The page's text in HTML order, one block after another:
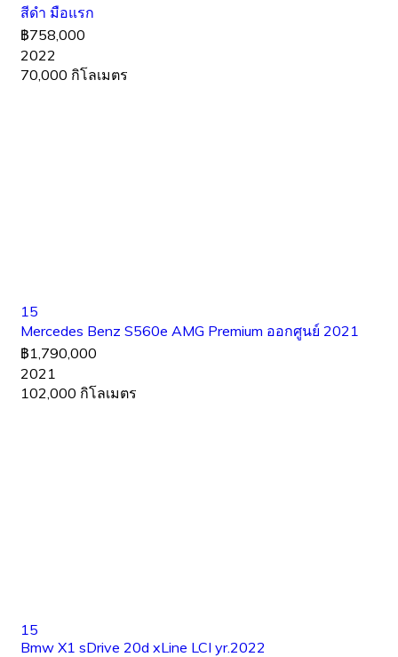
สีดำ มือแรก
฿758,000
2022
70,000 กิโลเมตร
15
Mercedes Benz S560e AMG Premium ออกศูนย์ 2021
฿1,790,000
2021
102,000 กิโลเมตร
15
Bmw X1 sDrive 20d xLine LCI yr.2022